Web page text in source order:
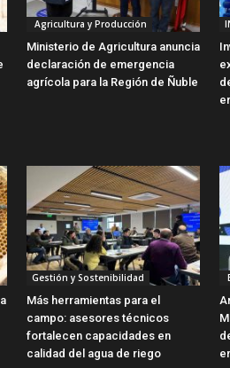
Agricultura y Producción
Ministerio de Agricultura anuncia
declaración de emergencia
agrícola para la Región de Ñuble
Gestión y Sostenibilidad
Más herramientas para el
campo: asesores técnicos
fortalecen capacidades en
calidad del agua de riego